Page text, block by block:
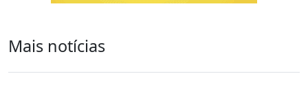
Mais notícias